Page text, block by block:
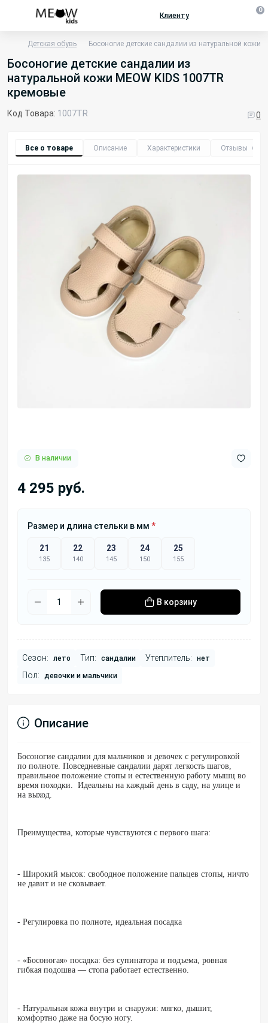
Клиенту
0
Детская обувь Босоногие детские сандалии из натуральной кожи
Босоногие детские сандалии из
натуральной кожи MEOW KIDS 1007TR
кремовые
Код Товара: 1007TR 0
Все о товаре Описание Характеристики Отзывы
В наличии
4 295 руб.
Размер и длина стельки в мм *
21
135
22
140
23
145
24
150
25
155
В корзину
Сезон: лето Тип: сандалии Утеплитель: нет
Пол: девочки и мальчики
Описание
Босоногие сандалии для мальчиков и девочек с регулировкой
по полноте. Повседневные сандалии дарят легкость шагов,
правильное положение стопы и естественную работу мышц во
время походки. Идеальны на каждый день в саду, на улице и
на выход.
Преимущества, которые чувствуются с первого шага:
- Широкий мысок: свободное положение пальцев стопы, ничто
не давит и не сковывает.
- Регулировка по полноте, идеальная посадка
- «Босоногая» посадка: без супинатора и подъема, ровная
гибкая подошва — стопа работает естественно.
- Натуральная кожа внутри и снаружи: мягко, дышит,
комфортно даже на босую ногу.